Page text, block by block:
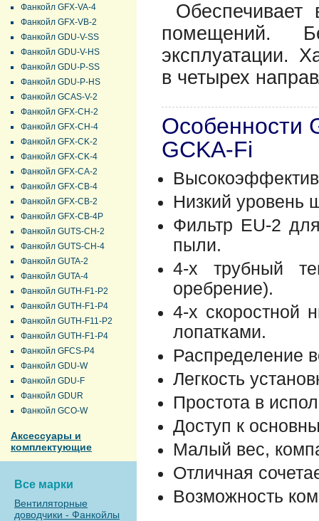
Фанкойл GFX-VA-4
Фанкойл GFX-VB-2
Фанкойл GDU-V-SS
Фанкойл GDU-V-HS
Фанкойл GDU-P-SS
Фанкойл GDU-P-HS
Фанкойл GCAS-V-2
Фанкойл GFX-CH-2
Фанкойл GFX-CH-4
Фанкойл GFX-CK-2
Фанкойл GFX-CK-4
Фанкойл GFX-CA-2
Фанкойл GFX-CB-4
Фанкойл GFX-CB-2
Фанкойл GFX-CB-4P
Фанкойл GUTS-CH-2
Фанкойл GUTS-CH-4
Фанкойл GUTA-2
Фанкойл GUTA-4
Фанкойл GUTH-F1-P2
Фанкойл GUTH-F1-P4
Фанкойл GUTH-F11-P2
Фанкойл GUTH-F1-P4
Фанкойл GFCS-P4
Фанкойл GDU-W
Фанкойл GDU-F
Фанкойл GDUR
Фанкойл GCO-W
Аксессуары и
комплектующие
Все марки
Вентиляторные
доводчики - Фанкойлы
Обеспечивает
помещений.
эксплуатации.
в четырех
Особенности
GCKA-Fi
Низкий уровень
Фильтр EU-2
пыли.
4-х трубный
оребрение).
4-х скоростной
лопатками.
Распределение
Легкость
Простота в
Доступ к
Малый вес,
Отличная
Возможность